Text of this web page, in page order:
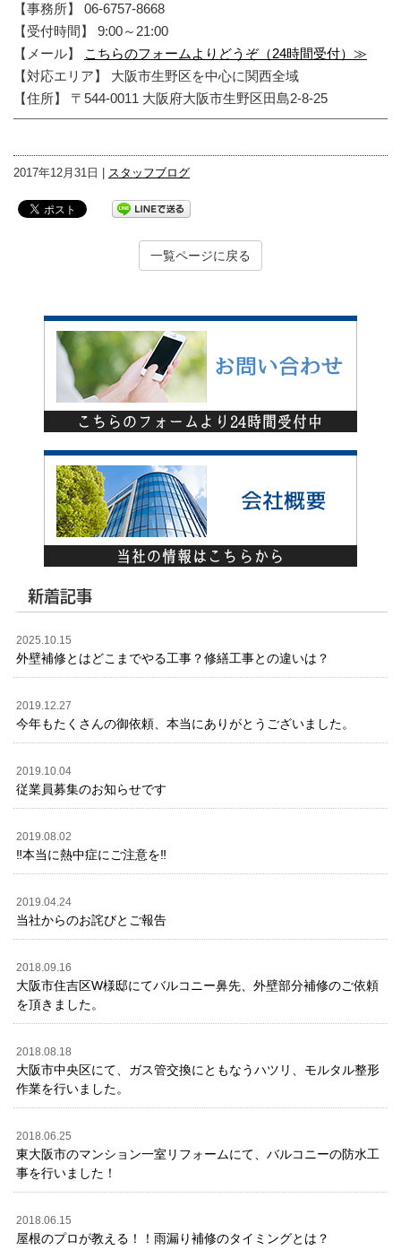
【事務所】 06-6757-8668
【受付時間】 9:00～21:00
【メール】
こちらのフォームよりどうぞ（24時間受付）≫
【対応エリア】 大阪市生野区を中心に関西全域
【住所】 〒544-0011 大阪府大阪市生野区田島2-8-25
2017年12月31日 | スタッフブログ
一覧ページに戻る
新着記事
2025.10.15
外壁補修とはどこまでやる工事？修繕工事との違いは？
2019.12.27
今年もたくさんの御依頼、本当にありがとうございました。
2019.10.04
従業員募集のお知らせです
2019.08.02
‼️本当に熱中症にご注意を‼️
2019.04.24
当社からのお詫びとご報告
2018.09.16
大阪市住吉区W様邸にてバルコニー鼻先、外壁部分補修のご依頼
を頂きました。
2018.08.18
大阪市中央区にて、ガス管交換にともなうハツリ、モルタル整形
作業を行いました。
2018.06.25
東大阪市のマンション一室リフォームにて、バルコニーの防水工
事を行いました！
2018.06.15
屋根のプロが教える！！雨漏り補修のタイミングとは？